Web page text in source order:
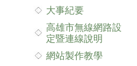
大事紀要
高雄市無線網路設
定暨連線說明
網站製作教學